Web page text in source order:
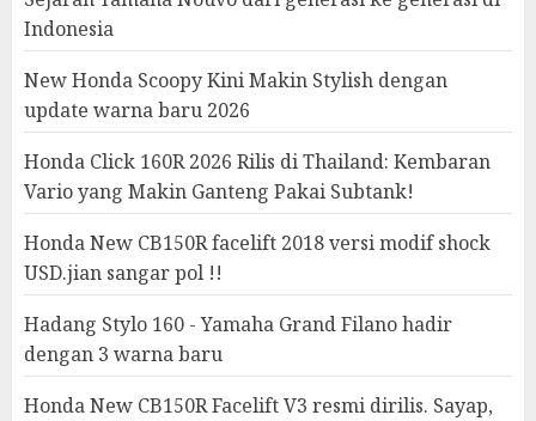
Indonesia
New Honda Scoopy Kini Makin Stylish dengan
update warna baru 2026
Honda Click 160R 2026 Rilis di Thailand: Kembaran
Vario yang Makin Ganteng Pakai Subtank!
Honda New CB150R facelift 2018 versi modif shock
USD.jian sangar pol !!
Hadang Stylo 160 - Yamaha Grand Filano hadir
dengan 3 warna baru
Honda New CB150R Facelift V3 resmi dirilis. Sayap,